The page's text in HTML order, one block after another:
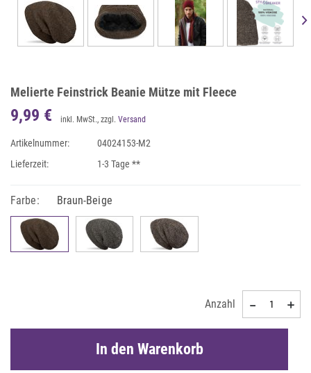
Melierte Feinstrick Beanie Mütze mit Fleece
9,99 € inkl. MwSt., zzgl. Versand
Artikelnummer:
04024153-M2
Lieferzeit:
1-3 Tage **
Farbe: Braun-Beige
Anzahl
In den Warenkorb